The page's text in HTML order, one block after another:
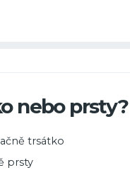
nebo prsty?
trsátko
prsty